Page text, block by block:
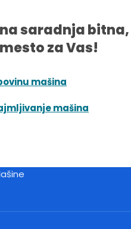
saradnja bitna,
za Vas!
mašina
mašina